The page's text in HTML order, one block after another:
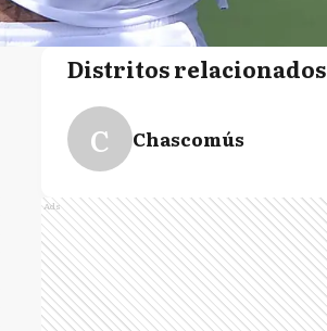
Distritos relacionados
C Chascomús
Ads